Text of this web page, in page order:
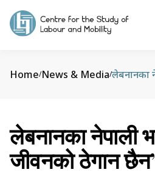
Home/News & Media/
लेबनानका नेपाली
जीवनको ठेगान छैन’